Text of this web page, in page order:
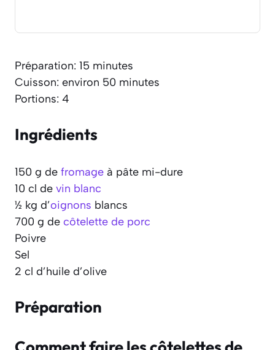
Préparation: 15 minutes
Cuisson: environ 50 minutes
Portions: 4
Ingrédients
150 g de fromage à pâte mi-dure
10 cl de vin blanc
½ kg d’oignons blancs
700 g de côtelette de porc
Poivre
Sel
2 cl d’huile d’olive
Préparation